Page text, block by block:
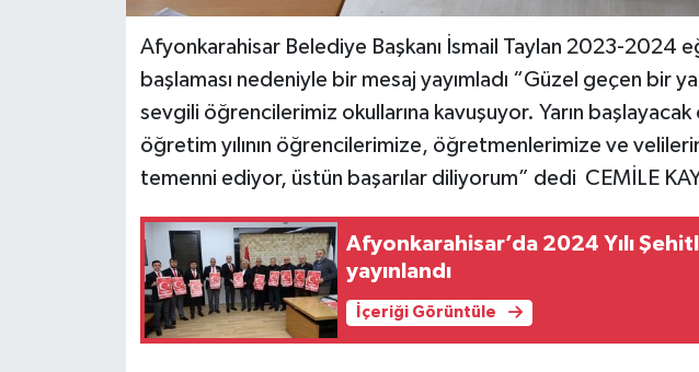
Afyonkarahisar Belediye Başkanı İsmail Taylan 2023-2024
başlaması nedeniyle bir mesaj yayımladı “Güzel geçen bir
sevgili öğrencilerimiz okullarına kavuşuyor. Yarın
öğretim yılının öğrencilerimize, öğretmenlerimize ve
temenni ediyor, üstün başarılar diliyorum” dedi CEMİLE
Afyonkarahisar’da 2024 Yılı
yayınlandı
İçeriği Görüntüle